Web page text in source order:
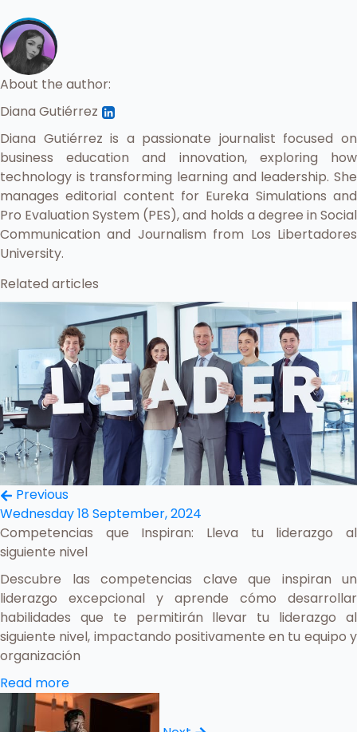
About the author:
Diana Gutiérrez
Diana Gutiérrez is a passionate journalist focused on
business education and innovation, exploring how
technology is transforming learning and leadership. She
manages editorial content for Eureka Simulations and
Pro Evaluation System (PES), and holds a degree in Social
Communication and Journalism from Los Libertadores
University.
Related articles
Previous
Wednesday 18 September, 2024
Competencias que Inspiran: Lleva tu liderazgo al
siguiente nivel
Descubre las competencias clave que inspiran un
liderazgo excepcional y aprende cómo desarrollar
habilidades que te permitirán llevar tu liderazgo al
siguiente nivel, impactando positivamente en tu equipo y
organización
Read more